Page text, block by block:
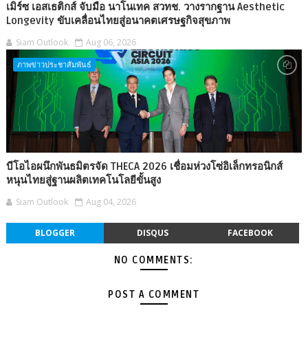
เมิร์ซ เอสเธติกส์ จับมือ นาโนเทค สวทช. วางรากฐาน Aesthetic
Longevity ขับเคลื่อนไทยสู่อนาคตเศรษฐกิจสุขภาพ
Siam Outlook Aug 06, 2026
ภาพข่าวประชาสัมพันธ์
บีโอไอผนึกพันธมิตรจัด THECA 2026 เชื่อมห่วงโซ่อิเล็กทรอนิกส์
หนุนไทยสู่ฐานผลิตเทคโนโลยีขั้นสูง
Siam Outlook Aug 04, 2026
BLOGGER DISQUS FACEBOOK
NO COMMENTS:
POST A COMMENT